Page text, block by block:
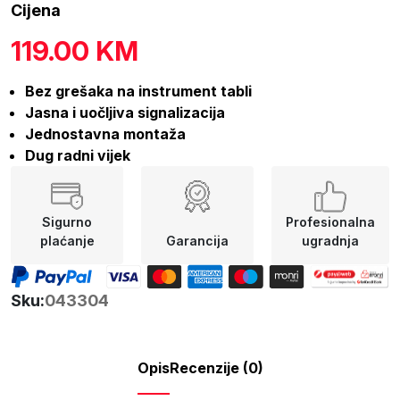
Cijena
119.00 KM
Bez grešaka na instrument tabli
Jasna i uočljiva signalizacija
Jednostavna montaža
Dug radni vijek
Sigurno
plaćanje
Garancija
Profesionalna
ugradnja
Sku:043304
OpisRecenzije (0)